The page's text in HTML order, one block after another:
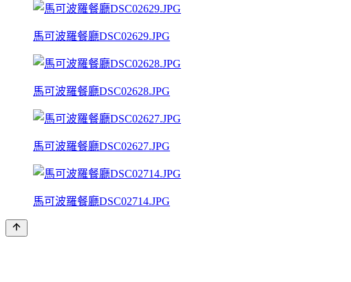
馬可波羅餐廳DSC02629.JPG
馬可波羅餐廳DSC02628.JPG
馬可波羅餐廳DSC02627.JPG
馬可波羅餐廳DSC02714.JPG